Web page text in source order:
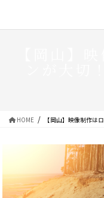
HOME 【岡山】映像制作は